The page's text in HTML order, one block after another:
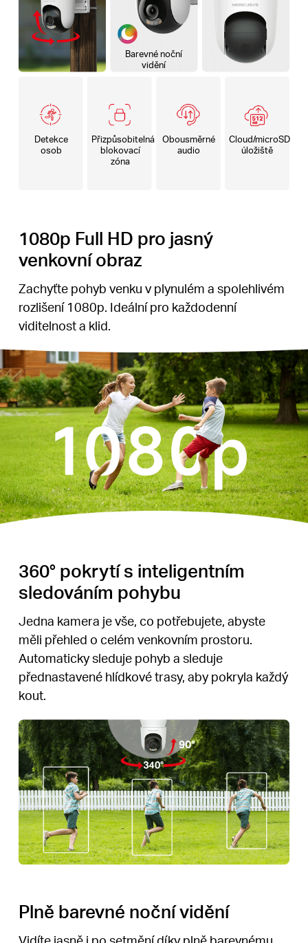
Barevné noční
vidění
Detekce
osob
Přizpůsobitelná
blokovací
zóna
Obousměrné
audio
Cloud/microSD
úložiště
1080p Full HD pro jasný
venkovní obraz
Zachyťte pohyb venku v plynulém a spolehlivém
rozlišení 1080p. Ideální pro každodenní
viditelnost a klid.
360° pokrytí s inteligentním
sledováním pohybu
Jedna kamera je vše, co potřebujete, abyste
měli přehled o celém venkovním prostoru.
Automaticky sleduje pohyb a sleduje
přednastavené hlídkové trasy, aby pokryla každý
kout.
Plně barevné noční vidění
Vidíte jasně i po setmění díky plně barevnému